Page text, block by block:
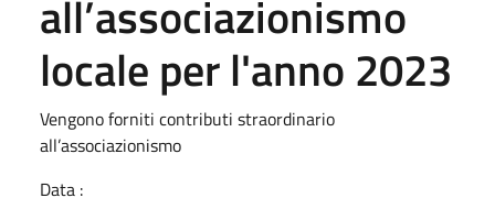
all’associazionismo
locale per l'anno 2023
Vengono forniti contributi straordinario
all’associazionismo
Data :